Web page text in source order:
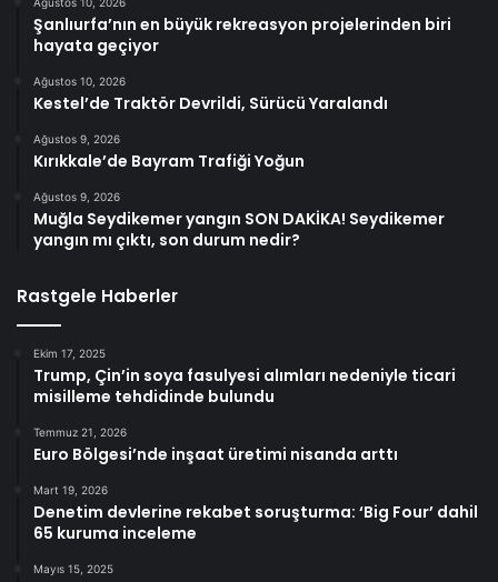
Şanlıurfa’nın en büyük rekreasyon projelerinden biri
hayata geçiyor
Ağustos 10, 2026
Kestel’de Traktör Devrildi, Sürücü Yaralandı
Ağustos 9, 2026
Kırıkkale’de Bayram Trafiği Yoğun
Ağustos 9, 2026
Muğla Seydikemer yangın SON DAKİKA! Seydikemer
yangın mı çıktı, son durum nedir?
Rastgele Haberler
Ekim 17, 2025
Trump, Çin’in soya fasulyesi alımları nedeniyle ticari
misilleme tehdidinde bulundu
Temmuz 21, 2026
Euro Bölgesi’nde inşaat üretimi nisanda arttı
Mart 19, 2026
Denetim devlerine rekabet soruşturma: ‘Big Four’ dahil
65 kuruma inceleme
Mayıs 15, 2025